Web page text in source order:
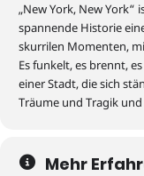
„New York, New York“
spannende Historie
skurrilen Momenten,
Es funkelt, es brennt,
einer Stadt, die sich
Träume und Tragik und
Mehr